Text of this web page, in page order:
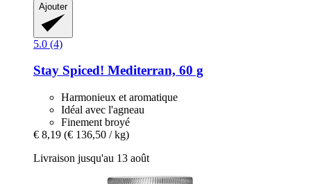
Ajouter
5.0 (4)
Stay Spiced! Mediterran, 60 g
Harmonieux et aromatique
Idéal avec l'agneau
Finement broyé
€ 8,19 (€ 136,50 / kg)
Livraison jusqu'au 13 août